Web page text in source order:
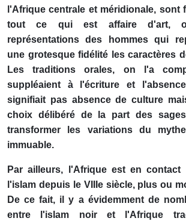
l'Afrique centrale et méridionale, sont
tout ce qui est affaire d'art,
représentations des hommes qui
une grotesque fidélité les caractères
Les traditions orales, on l'a
suppléaient à l'écriture et
signifiait pas absence de culture
choix délibéré de la part des
transformer les variations du
immuable.
Par ailleurs, l'Afrique est en contact
l'islam depuis le VIIIe siècle, plus ou
De ce fait, il y a évidemment de
entre l'islam noir et l'Afrique